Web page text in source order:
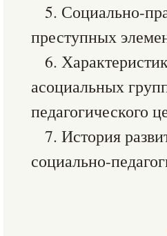
5. Социально-
преступных
6.
асоциальных
педагогического
7. История
социально-